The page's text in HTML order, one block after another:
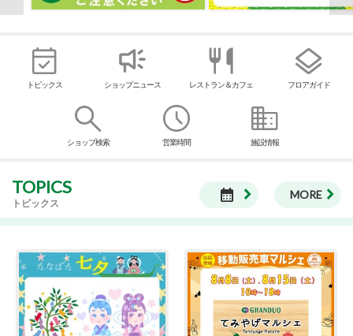
トピックス ショップニュース レストラン＆カフェ フロアガイド
ショップ検索 営業時間 施設情報
TOPICS
トピックス calendar_month MORE